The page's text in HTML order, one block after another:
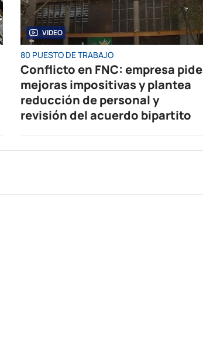
VIDEO
80 PUESTO DE TRABAJO
Conflicto en FNC: empresa pide
mejoras impositivas y plantea
reducción de personal y
revisión del acuerdo bipartito